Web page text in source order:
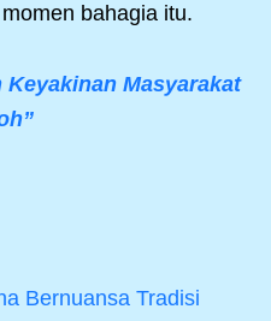
bahagia itu.
Masyarakat
Bernuansa Tradisi